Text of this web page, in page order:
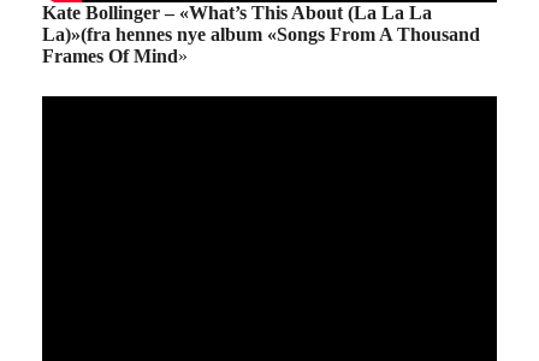
Kate Bollinger – «What’s This About (La La La
La)»(fra hennes nye album «Songs From A Thousand
Frames Of Mind»